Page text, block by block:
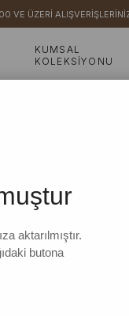
ÜZERİ
KUMSAL
KOLEKSİYONU
aktarılmıştır.
butona